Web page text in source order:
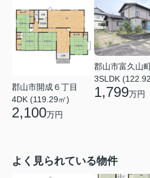
郡山市開成６丁目
4DK (119.29㎡)
2,100万円
郡山市富久山
3SLDK
1,799万円
よく見られている物件